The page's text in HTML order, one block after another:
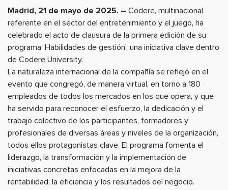
Madrid, 21 de mayo de 2025. – Codere, multinacional
referente en el sector del entretenimiento y el juego, ha
celebrado el acto de clausura de la primera edición de su
programa ‘Habilidades de gestión’, una iniciativa clave dentro
de Codere University.
La naturaleza internacional de la compañía se reflejó en el
evento que congregó, de manera virtual, en torno a 180
empleados de todos los mercados en los que opera, y que
ha servido para reconocer el esfuerzo, la dedicación y el
trabajo colectivo de los participantes, formadores y
profesionales de diversas áreas y niveles de la organización,
todos ellos protagonistas clave. El programa fomenta el
liderazgo, la transformación y la implementación de
iniciativas concretas enfocadas en la mejora de la
rentabilidad, la eficiencia y los resultados del negocio.